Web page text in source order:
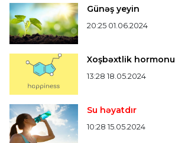
Günəş yeyin
20:25 01.06.2024
Xoşbəxtlik hormonu
13:28 18.05.2024
Su həyatdır
10:28 15.05.2024